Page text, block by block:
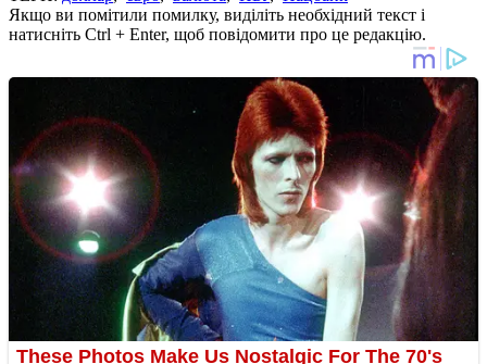
Якщо ви помітили помилку, виділіть необхідний текст і
натисніть Ctrl + Enter, щоб повідомити про це редакцію.